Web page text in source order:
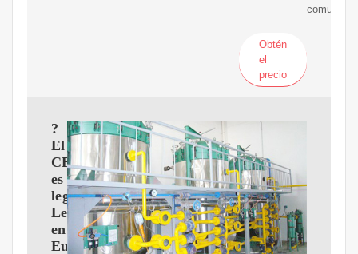
Obtén
el
precio
?
El
CBD
es
legal?
Legislación
en
Europa